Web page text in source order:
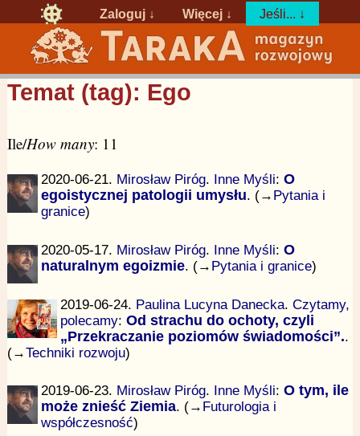
Zaloguj ↓ Więcej ↓ Jeśli... ↓
Temat (tag): Ego
Ile/How many: 11
2020-06-21. Mirosław Piróg. Inne Myśli: O
egoistycznej patologii umysłu. (→ Pytania i
granice)
2020-05-17. Mirosław Piróg. Inne Myśli: O
naturalnym egoizmie. (→ Pytania i granice)
2019-06-24. Paulina Lucyna Danecka.Czytamy,
polecamy:Od strachu do ochoty, czyli
„Przekraczanie poziomów świadomości”..
(→Techniki rozwoju)
2019-06-23. Mirosław Piróg. Inne Myśli: O tym, ile
może znieść Ziemia. (→ Futurologia i
współczesność)